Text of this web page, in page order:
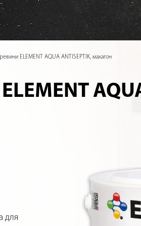
ELEMENT AQUA ANTISEPTIK, махагон
для